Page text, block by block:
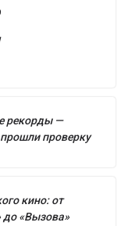
рекорды —
проверку
кино: от
до «Вызова»